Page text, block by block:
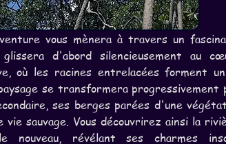
vous mènera à travers un
glissera d'abord silencieusement au
où les racines entrelacées forment
se transformera progressivement
ses berges parées d'une
vie sauvage. Vous découvrirez ainsi la
nouveau, révélant ses charmes